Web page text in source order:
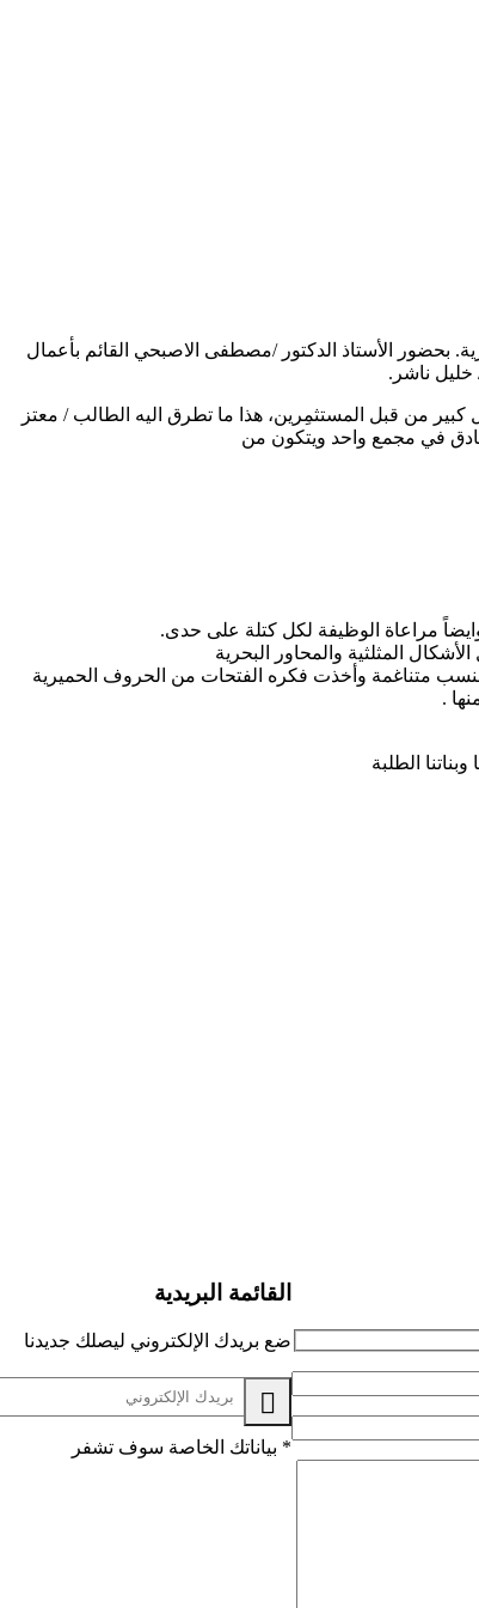
بحضور الأستاذ الدكتور /مصطفى الاصبحي القائم بأعمال
خليل ناشر.
كبير من قبل المستثمِرين، هذا ما تطرق اليه الطالب / معتز
في مجمع واحد ويتكون من
مراعاة الوظيفة لكل كتلة على حدى.
المثلثية والمحاور البحرية
متناغمة وأخذت فكره الفتحات من الحروف الحميرية
.
الطلبة
القائمة البريدية
ضع بريدك الإلكتروني ليصلك جديدنا
* بياناتك الخاصة سوف تشفر